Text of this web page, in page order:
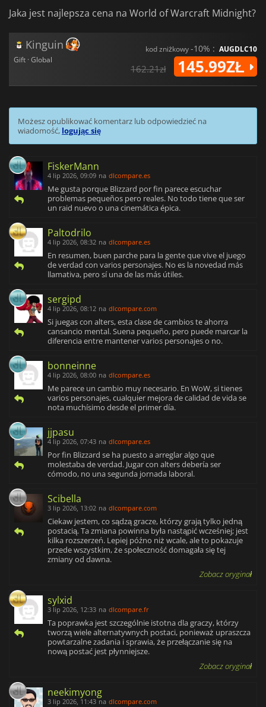
Jaka jest najlepsza cena na World of Warcraft Midnight?
Kinguin
Gift · Global
kod zniżkowy-10% : AUGDLC10
162.21zł 145.99ZŁ
Możesz opublikować komentarz lub odpowiedzieć na
wiadomość, logując się
FiskerMann
4 lip 2026, 09:09 na dlcompare.es
Me gusta porque Blizzard por fin parece escuchar
problemas pequeños pero reales. No todo tiene que ser
un raid nuevo o una cinemática épica.
Paltodrilo
4 lip 2026, 08:32 na dlcompare.es
En resumen, buen parche para la gente que vive el juego
de verdad con varios personajes. No es la novedad más
llamativa, pero sí una de las más útiles.
sergipd
4 lip 2026, 08:12 na dlcompare.com
Si juegas con alters, esta clase de cambios te ahorra
cansancio mental. Suena pequeño, pero puede marcar la
diferencia entre mantener varios personajes o no.
bonneinne
4 lip 2026, 08:00 na dlcompare.es
Me parece un cambio muy necesario. En WoW, si tienes
varios personajes, cualquier mejora de calidad de vida se
nota muchísimo desde el primer día.
jjpasu
4 lip 2026, 07:43 na dlcompare.es
Por fin Blizzard se ha puesto a arreglar algo que
molestaba de verdad. Jugar con alters debería ser
cómodo, no una segunda jornada laboral.
Scibella
3 lip 2026, 13:02 na dlcompare.com
Ciekaw jestem, co sądzą gracze, którzy grają tylko jedną
postacią. Ta zmiana powinna była nastąpić wcześniej; jest
kilka rozszerzeń. Lepiej późno niż wcale, ale to pokazuje
przede wszystkim, że społeczność domagała się tej
zmiany od dawna.
Zobacz oryginał
sylxid
3 lip 2026, 12:33 na dlcompare.fr
Ta poprawka jest szczególnie istotna dla graczy, którzy
tworzą wiele alternatywnych postaci, ponieważ upraszcza
powtarzalne zadania i sprawia, że przełączanie się na
nową postać jest płynniejsze.
Zobacz oryginał
neekimyong
3 lip 2026, 11:43 na dlcompare.com